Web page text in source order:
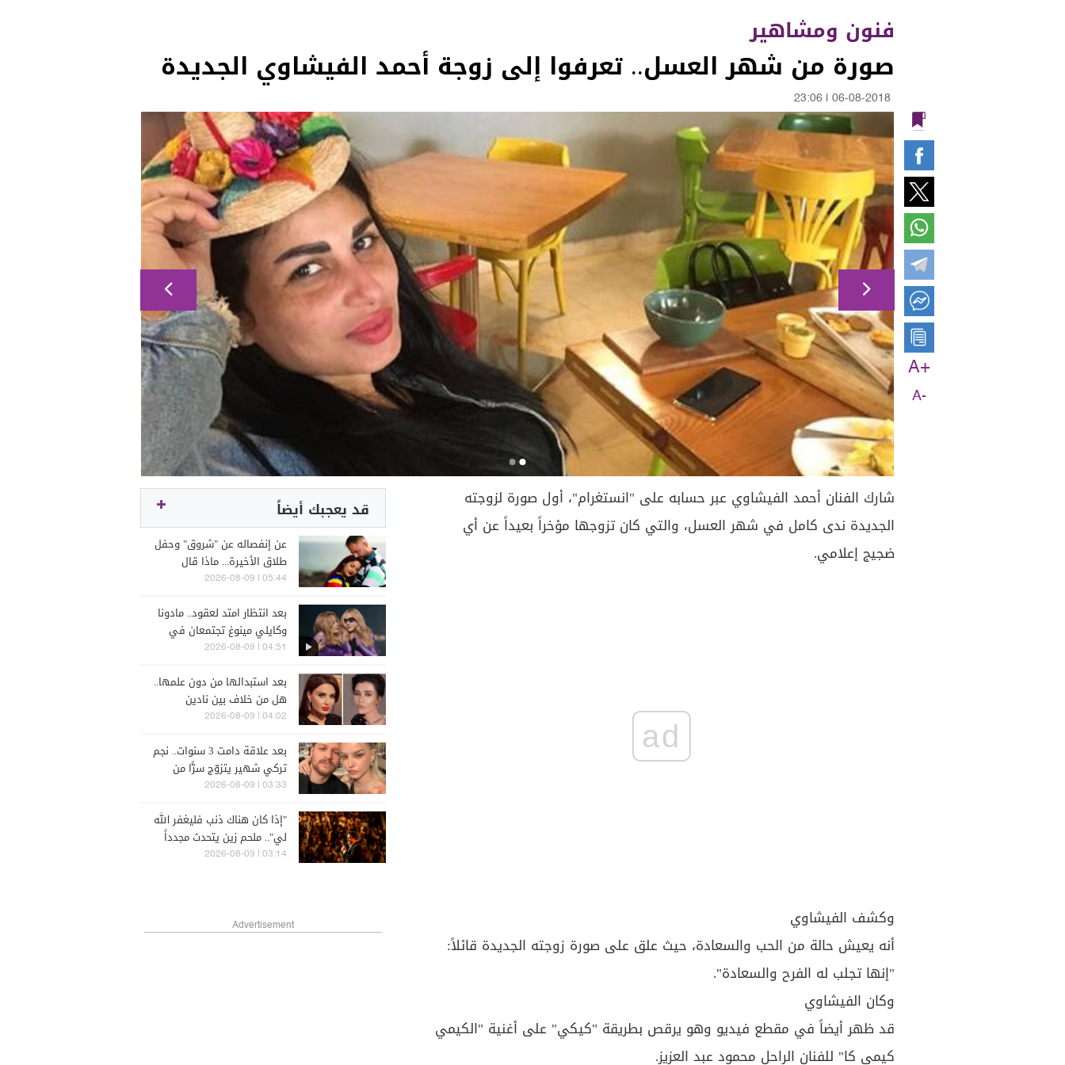
فنون ومشاهير
صورة من شهر العسل.. تعرفوا إلى زوجة أحمد الفيشاوي الجديدة
06-08-2018
23:06
A+
A-
شارك الفنان أحمد الفيشاوي عبر حسابه على "انستغرام"، أول صورة لزوجته
الجديدة ندى كامل في شهر العسل، والتي كان تزوجها مؤخراً بعيداً عن أي
ضجيج إعلامي.
ad
وكشف الفيشاوي
أنه يعيش حالة من الحب والسعادة، حيث علق على صورة زوجته الجديدة قائلاً:
"إنها تجلب له الفرح والسعادة".
وكان الفيشاوي
قد ظهر أيضاً في مقطع فيديو وهو يرقص بطريقة "كيكي" على أغنية "الكيمي
كيمي كا" للفنان الراحل محمود عبد العزيز.
قد يعجبك أيضاً
عن إنفصاله عن "شروق" وحفل
طلاق الأخيرة... ماذا قال
"دكتور فود"؟
05:44 | 2026-08-09
بعد انتظار امتد لعقود.. مادونا
وكايلي مينوغ تجتمعان في
أغنية واحدة
04:51 | 2026-08-09
بعد استبدالها من دون علمها..
هل من خلاف بين نادين
الراسي وسيرين عبد النور؟
04:02 | 2026-08-09
بعد علاقة دامت 3 سنوات.. نجم
تركي شهير يتزوّج سرًّا من
حبيبته الممثلة!
03:33 | 2026-08-09
"إذا كان هناك ذنب فليغفر الله
لي".. ملحم زين يتحدث مجدداً
عن الاعتزال (فيديو)
03:14 | 2026-08-09
Advertisement